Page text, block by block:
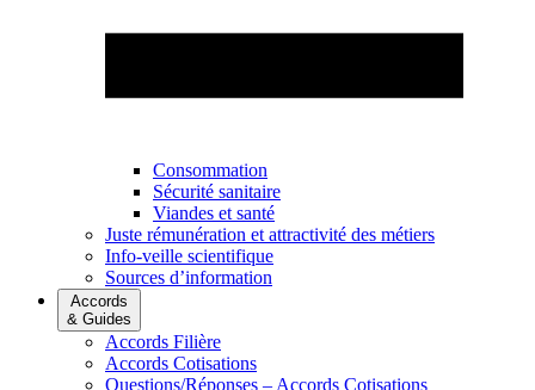
Consommation
Sécurité sanitaire
Viandes et santé
Juste rémunération et attractivité des métiers
Info-veille scientifique
Sources d’information
Accords
& Guides
Accords Filière
Accords Cotisations
Questions/Réponses – Accords Cotisations